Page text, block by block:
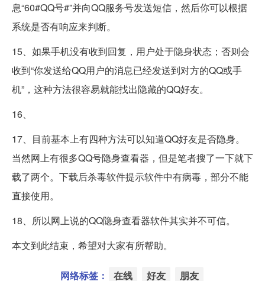
息“60#QQ号#”并向QQ服务号发送短信，然后你可以根据
系统是否有响应来判断。
15、如果手机没有收到回复，用户处于隐身状态；否则会
收到“你发送给QQ用户的消息已经发送到对方的QQ或手
机”，这种方法很容易就能找出隐藏的QQ好友。
16、
17、目前基本上有四种方法可以知道QQ好友是否隐身。
当然网上有很多QQ号隐身查看器，但是笔者搜了一下就下
载了两个。下载后杀毒软件提示软件中有病毒，部分不能
直接使用。
18、所以网上说的QQ隐身查看器软件其实并不可信。
本文到此结束，希望对大家有所帮助。
网络标签： 在线 好友 朋友